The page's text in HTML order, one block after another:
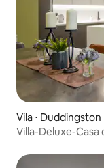
Vila ⋅ Duddingston
Villa-Deluxe-Casa